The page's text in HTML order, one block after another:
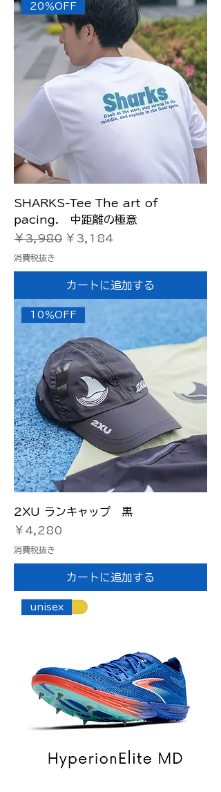
20％OFF
SHARKS-Tee The art of
pacing. 中距離の極意
通常価格
￥3,980 セール価格
￥3,184
消費税抜き
カートに追加する
10％OFF
2XU ランキャップ 黒
価格
￥4,280
消費税抜き
カートに追加する
unisex